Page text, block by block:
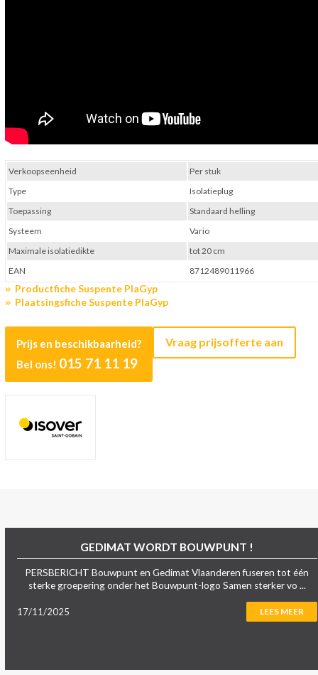
Productfiche Suspente PlaGyp
Plaatsingsfiche Suspente PlaGyp
Prijs en beschikbaarheid?
Bel ons! 015 71 11 19
Vraag prijsofferte aan
Verkoopseenheid
Per stuk
Type
Isolatieplug
Toepassing
Standaard helling
Systeem
Vario
Maximale isolatiedikte
tot 20 cm
EAN
8712489011966
GEDIMAT WORDT BOUWPUNT !
PERSBERICHT Bouwpunt en Gedimat Vlaanderen fuseren tot één
sterke groepering onder het Bouwpunt-logo Samen sterker vo ...
17/11/2025 LEES MEER